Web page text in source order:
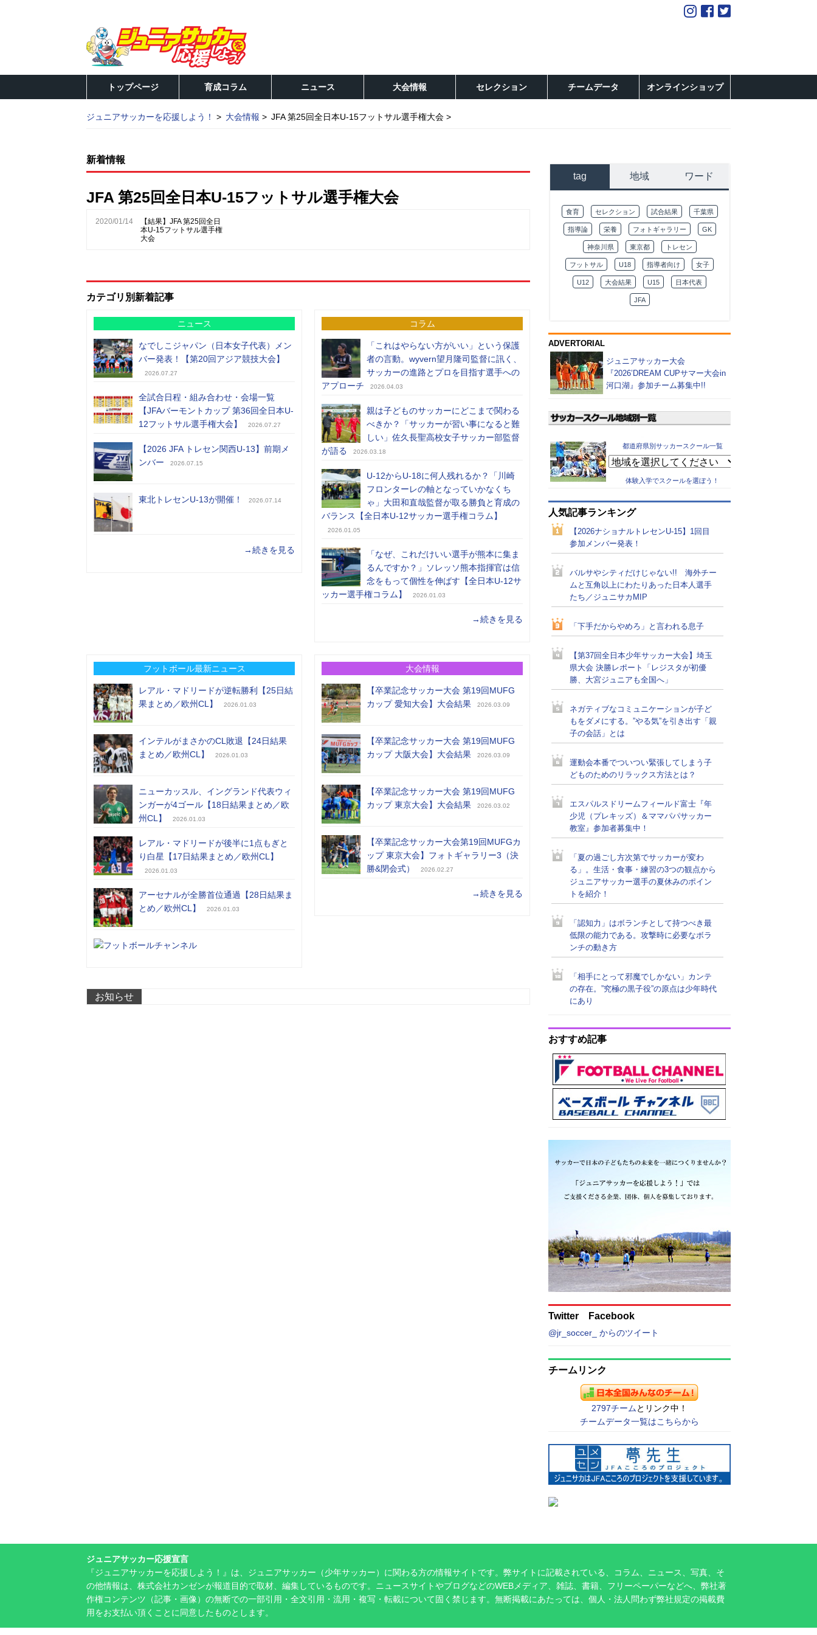
トップページ 育成コラム ニュース 大会情報 セレクション チームデータ オンラインショップ
ジュニアサッカーを応援しよう！ 大会情報 JFA 第25回全日本U-15フットサル選手権大会
新着情報
JFA 第25回全日本U-15フットサル選手権大会
2020/01/14
【結果】JFA 第25回全日
本U-15フットサル選手権
大会
カテゴリ別新着記事
ニュース
なでしこジャパン（日本女子代表）メン
バー発表！【第20回アジア競技大会】
2026.07.27
全試合日程・組み合わせ・会場一覧
【JFAバーモントカップ 第36回全日本U-
12フットサル選手権大会】
2026.07.27
【2026 JFA トレセン関西U-13】前期メ
ンバー
2026.07.15
東北トレセンU-13が開催！ 2026.07.14
→続きを見る
コラム
「これはやらない方がいい」という保護
者の言動。wyvern望月隆司監督に訊く、
サッカーの進路とプロを目指す選手への
アプローチ
2026.04.03
親は子どものサッカーにどこまで関わる
べきか？「サッカーが習い事になると難
しい」佐久長聖高校女子サッカー部監督
が語る
2026.03.18
U-12からU-18に何人残れるか？「川崎
フロンターレの軸となっていかなくち
ゃ」大田和直哉監督が取る勝負と育成の
バランス【全日本U-12サッカー選手権コラム】
2026.01.05
「なぜ、これだけいい選手が熊本に集ま
るんですか？」ソレッソ熊本指揮官は信
念をもって個性を伸ばす【全日本U-12サ
ッカー選手権コラム】
2026.01.03
→続きを見る
フットボール最新ニュース
レアル・マドリードが逆転勝利【25日結
果まとめ／欧州CL】
2026.01.03
インテルがまさかのCL敗退【24日結果
まとめ／欧州CL】
2026.01.03
ニューカッスル、イングランド代表ウィ
ンガーが4ゴール【18日結果まとめ／欧
州CL】
2026.01.03
レアル・マドリードが後半に1点もぎと
り白星【17日結果まとめ／欧州CL】
2026.01.03
アーセナルが全勝首位通過【28日結果ま
とめ／欧州CL】
2026.01.03
大会情報
【卒業記念サッカー大会 第19回MUFG
カップ 愛知大会】大会結果
2026.03.09
【卒業記念サッカー大会 第19回MUFG
カップ 大阪大会】大会結果
2026.03.09
【卒業記念サッカー大会 第19回MUFG
カップ 東京大会】大会結果
2026.03.02
【卒業記念サッカー大会第19回MUFGカ
ップ 東京大会】フォトギャラリー3（決
勝&閉会式）
2026.02.27
→続きを見る
お知らせ
tag 地域 ワード
食育 セレクション 試合結果 千葉県
指導論 栄養 フォトギャラリー GK
神奈川県 東京都 トレセン
フットサル U18 指導者向け 女子
U12 大会結果 U15 日本代表
JFA
ADVERTORIAL
ジュニアサッカー大会
『2026’DREAM CUPサマー大会in
河口湖』参加チーム募集中!!
都道府県別サッカースクール一覧
体験入学でスクールを選ぼう！
人気記事ランキング
【2026ナショナルトレセンU-15】1回目
参加メンバー発表！
バルサやシティだけじゃない!! 海外チー
ムと互角以上にわたりあった日本人選手
たち／ジュニサカMIP
「下手だからやめろ」と言われる息子
【第37回全日本少年サッカー大会】埼玉
県大会 決勝レポート「レジスタが初優
勝、大宮ジュニアも全国へ」
ネガティブなコミュニケーションが子ど
もをダメにする。”やる気”を引き出す「親
子の会話」とは
運動会本番でついつい緊張してしまう子
どものためのリラックス方法とは？
エスパルスドリームフィールド富士『年
少児（プレキッズ）＆ママパパサッカー
教室』参加者募集中！
「夏の過ごし方次第でサッカーが変わ
る」。生活・食事・練習の3つの観点から
ジュニアサッカー選手の夏休みのポイン
トを紹介！
「認知力」はボランチとして持つべき最
低限の能力である。攻撃時に必要なボラ
ンチの動き方
「相手にとって邪魔でしかない」カンテ
の存在。”究極の黒子役”の原点は少年時代
にあり
おすすめ記事
Twitter Facebook
@jr_soccer_ からのツイート
チームリンク
2797チーム とリンク中！
チームデータ一覧はこちらから
ジュニアサッカー応援宣言
『ジュニアサッカーを応援しよう！』は、ジュニアサッカー（少年サッカー）に関わる方の情報サイトです。弊サイトに記載されている、コラム、ニュース、写真、そ
の他情報は、株式会社カンゼンが報道目的で取材、編集しているものです。ニュースサイトやブログなどのWEBメディア、雑誌、書籍、フリーペーパーなどへ、弊社著
作権コンテンツ（記事・画像）の無断での一部引用・全文引用・流用・複写・転載について固く禁じます。無断掲載にあたっては、個人・法人問わず弊社規定の掲載費
用をお支払い頂くことに同意したものとします。